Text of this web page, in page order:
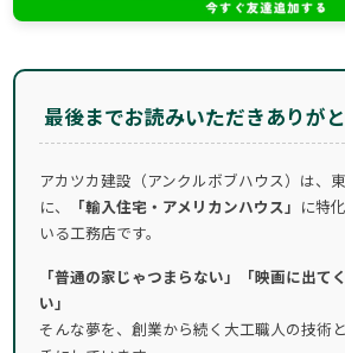
最後までお読みいただきありが
アカツカ建設（アンクルボブハウス）は、
に、
「輸入住宅・アメリカンハウス」 に特
いる工務店です。
「普通の家じゃつまらない」「映画に出て
い」
そんな夢を、創業から続く大工職人の技術